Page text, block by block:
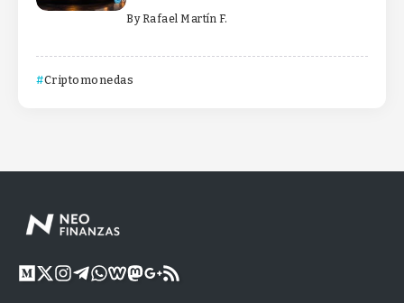
By Rafael Martín F.
Criptomonedas